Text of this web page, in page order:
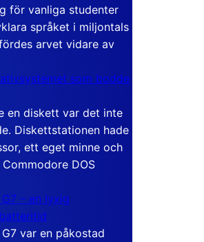
för vanliga studenter
språket i miljontals
arvet vidare av
som bodde
en diskett var det inte
Diskettstationen hade
ett eget minne och
DOS
– en lyxig
var en påkostad